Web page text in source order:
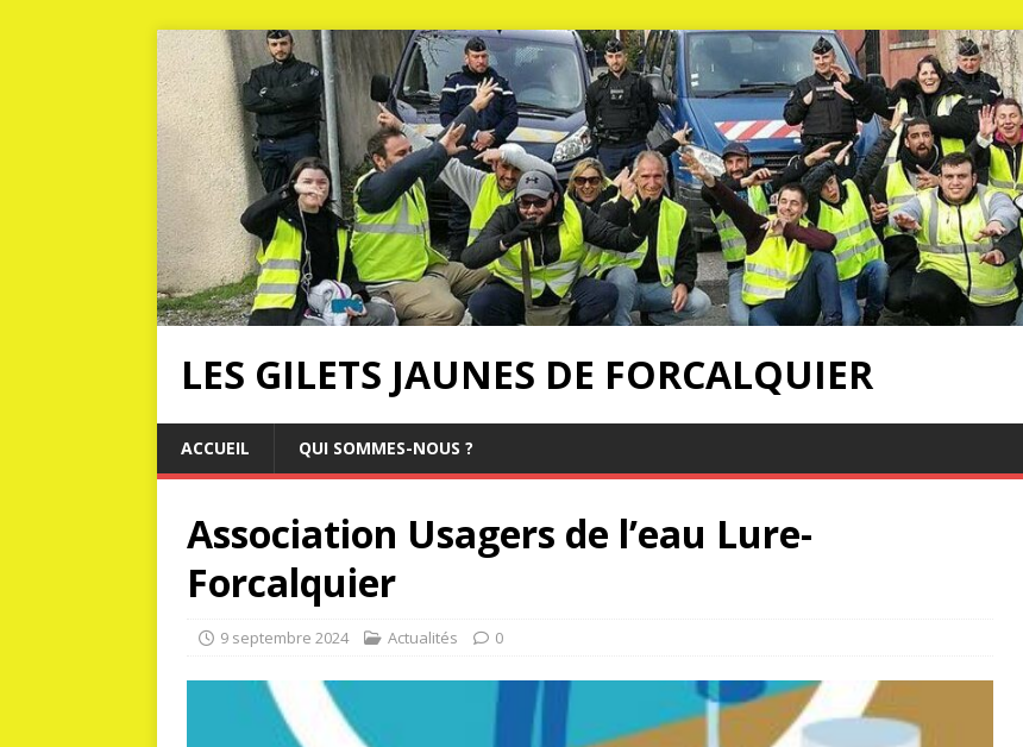
LES GILETS JAUNES DE FORCALQUIER
ACCUEIL QUI SOMMES-NOUS ?
Association Usagers de l’eau Lure-
Forcalquier
9 septembre 2024 Actualités 0